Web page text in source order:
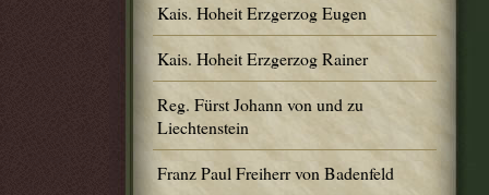
Kais. Hoheit Erzgerzog Eugen
Kais. Hoheit Erzgerzog Rainer
Reg. Fürst Johann von und zu
Liechtenstein
Franz Paul Freiherr von Badenfeld